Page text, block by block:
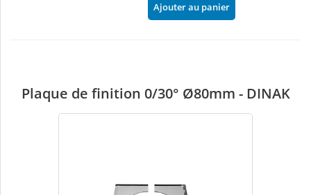
Ajouter au panier
Plaque de finition 0/30° Ø80mm - DINAK